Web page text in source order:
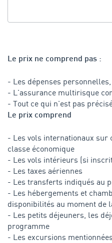
Le prix ne comprend pas :
- Les dépenses
- L'assurance multirisque
- Tout ce qui n'est pas
Le prix comprend
- Les vols internationaux sur
classe économique
- Les vols intérieurs (si
- Les taxes aériennes
- Les transferts indiqués au
- Les hébergements et
disponibilités au moment de
- Les petits déjeuners, les
programme
- Les excursions